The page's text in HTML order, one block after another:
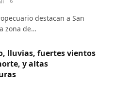
destacan a San
zona de…
lluvias, fuertes vientos
y altas